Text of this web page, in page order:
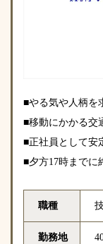
■やる気や人柄を
■移動にかかる交
■正社員として安
■夕方17時までに
職種
勤務地